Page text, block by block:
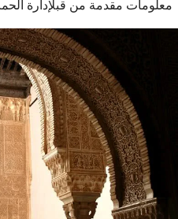
معلومات مقدمة من قبلإدارة